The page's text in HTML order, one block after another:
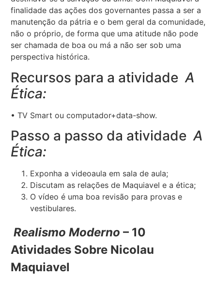
finalidade das ações dos governantes passa a ser a
manutenção da pátria e o bem geral da comunidade,
não o próprio, de forma que uma atitude não pode
ser chamada de boa ou má a não ser sob uma
perspectiva histórica.
Recursos para a atividade A
Ética:
• TV Smart ou computador+data-show.
Passo a passo da atividade A
Ética:
Exponha a videoaula em sala de aula;
Discutam as relações de Maquiavel e a ética;
O vídeo é uma boa revisão para provas e
vestibulares.
Realismo Moderno – 10
Atividades Sobre Nicolau
Maquiavel